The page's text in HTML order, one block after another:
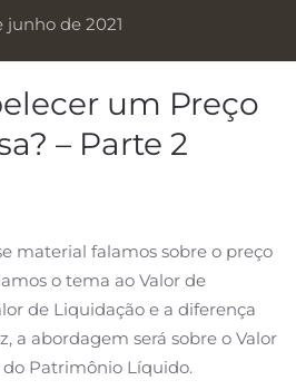
junho de 2021
um Preço
– Parte 2
material falamos sobre o preço
o tema ao Valor de
de Liquidação e a diferença
a abordagem será sobre o Valor
do Patrimônio Líquido.